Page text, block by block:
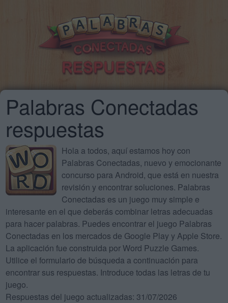
Palabras Conectadas
respuestas
Hola a todos, aquí estamos hoy con
Palabras Conectadas, nuevo y emocionante
concurso para Android, que está en nuestra
revisión y encontrar soluciones. Palabras
Conectadas es un juego muy simple e
interesante en el que deberás combinar letras adecuadas
para hacer palabras. Puedes encontrar el juego Palabras
Conectadas en los mercados de Google Play y Apple Store.
La aplicación fue construida por Word Puzzle Games.
Utilice el formulario de búsqueda a continuación para
encontrar sus respuestas. Introduce todas las letras de tu
juego.
Respuestas del juego actualizadas: 31/07/2026